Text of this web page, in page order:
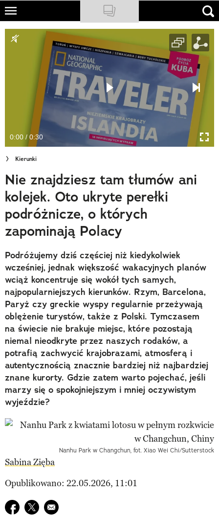
Skip
main
NATIONAL GEOGRAPHIC
TRAVELER
PODCASTY
Newsletter
Cuda Polski
Wielki Konkurs Fotograficzny
Trendbook Podróżniczy
Polecane
0:00 / 0:30
Kierunki
Nie znajdziesz tam tłumów ani
kolejek. Oto ukryte perełki
podróżnicze, o których
zapominają Polacy
Podróżujemy dziś częściej niż kiedykolwiek
wcześniej, jednak większość wakacyjnych planów
wciąż koncentruje się wokół tych samych,
najpopularniejszych kierunków. Rzym, Barcelona,
Paryż czy greckie wyspy regularnie przeżywają
oblężenie turystów, także z Polski. Tymczasem
na świecie nie brakuje miejsc, które pozostają
niemal nieodkryte przez naszych rodaków, a
potrafią zachwycić krajobrazami, atmosferą i
autentycznością znacznie bardziej niż najbardziej
znane kurorty. Gdzie zatem warto pojechać, jeśli
marzy się o spokojniejszym i mniej oczywistym
wyjeździe?
Nanhu Park w Changchun, fot. Xiao Wei Chi/Sutterstock
Sabina Zięba
Opublikowano: 22.05.2026, 11:01
Udostępnij na facebook
Udostępnij na twitter
E-mail do przyjaciela